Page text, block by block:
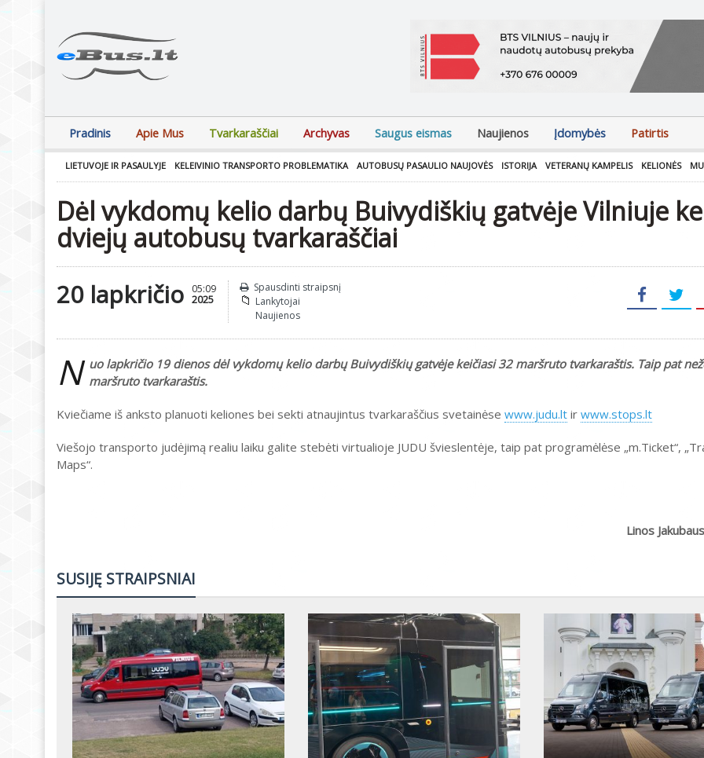
Pradinis Apie Mus Tvarkaraščiai Archyvas Saugus eismas Naujienos Įdomybės Patirtis
LIETUVOJE IR PASAULYJE KELEIVINIO TRANSPORTO PROBLEMATIKA AUTOBUSŲ PASAULIO NAUJOVĖS ISTORIJA VETERANŲ KAMPELIS KELIONĖS
Dėl vykdomų kelio darbų Buivydiškių gatvėje Vilniuje
dviejų autobusų tvarkaraščiai
20 lapkričio 05:09
2025
Spausdinti straipsnį
Lankytojai
Naujienos
N uo lapkričio 19 dienos dėl vykdomų kelio darbų Buivydiškių gatvėje keičiasi 32 maršruto tvarkaraštis. Taip pat
maršruto tvarkaraštis.
Kviečiame iš anksto planuoti keliones bei sekti atnaujintus tvarkaraščius svetainėse www.judu.lt ir www.stops.lt
Viešojo transporto judėjimą realiu laiku galite stebėti virtualioje JUDU švieslentėje, taip pat programėlėse „m.Ticket“,
Maps“.
Linos
SUSIJĘ STRAIPSNIAI